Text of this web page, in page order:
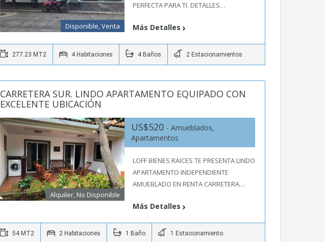
Disponible, Venta
PERFECTA PARA TI. DETALLES…
Más Detalles
277.23 MT2 4 Habitaciones 4 Baños 2 Estacionamientos
CARRETERA SUR. LINDO APARTAMENTO EQUIPADO CON
EXCELENTE UBICACIÓN
Alquiler, No Disponible
US$520 - Amueblados,
Apartamentos
LOFF BIENES RAICES TE PRESENTA LINDO
APARTAMENTO INDEPENDIENTE
AMUEBLADO EN RENTA CARRETERA…
Más Detalles
54 MT2 2 Habitaciones 1 Baño 1 Estacionamiento